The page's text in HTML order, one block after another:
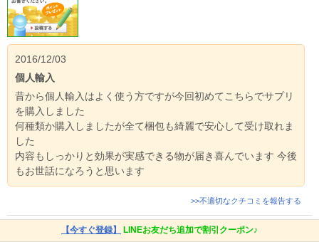
2016/12/03
個人輸入
昔から個人輸入はよく使う方ですが今回初めてこちらでサプリ
を購入しました
何種類か購入しましたが全て梱包も綺麗で安心して受け取れま
した
内容もしっかりと効果が実感できる物が届き喜んでいます 今後
もお世話になろうと思います
>>不適切なクチコミを報告する
【今すぐ登録】 LINEお友だち追加で割引クーポン♪